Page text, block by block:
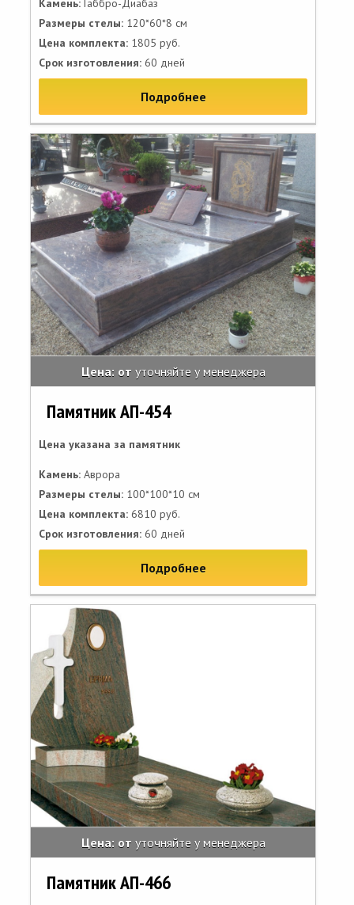
Камень: Габбро-Диабаз
Размеры стелы: 120*60*8 см
Цена комплекта: 1805 руб.
Срок изготовления: 60 дней
Подробнее
Цена: от уточняйте у менеджера
Памятник АП-454
Цена указана за памятник
Камень: Аврора
Размеры стелы: 100*100*10 см
Цена комплекта: 6810 руб.
Срок изготовления: 60 дней
Подробнее
Цена: от уточняйте у менеджера
Памятник АП-466